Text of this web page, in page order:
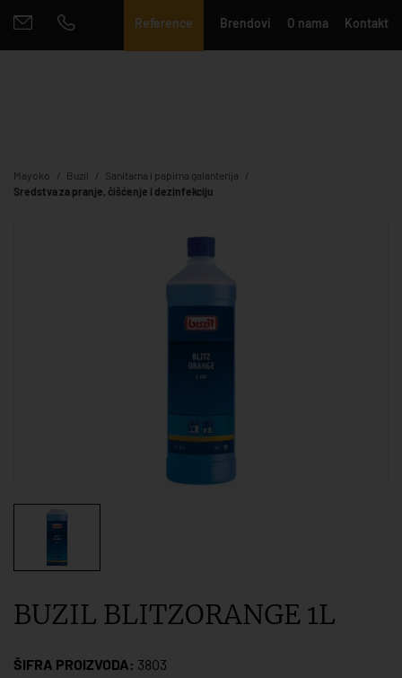
Reference Brendovi O nama Kontakt
Mayoko Buzil
Sanitarna i papirna galanterija
Sredstva za pranje, čišćenje i dezinfekciju
BUZIL BLITZORANGE 1L
ŠIFRA PROIZVODA: 3803